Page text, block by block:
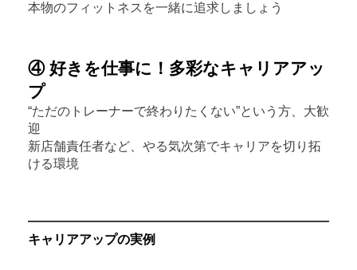
本物のフィットネスを一緒に追求しましょう
④ 好きを仕事に！多彩なキャリアアッ
プ
“ただのトレーナーで終わりたくない”という方、大歓
迎
新店舗責任者など、やる気次第でキャリアを切り拓
ける環境
キャリアアップの実例